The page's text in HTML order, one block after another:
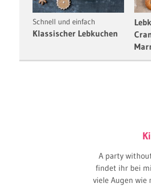
Schnell und einfach
Klassischer Lebkuchen
A party
findet ihr bei
viele Augen